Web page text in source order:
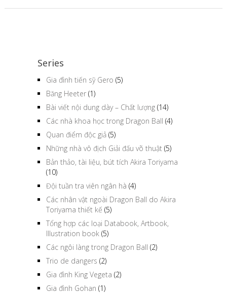
Series
Gia đình tiến sỹ Gero (5)
Băng Heeter (1)
Bài viết nội dung dày – Chất lượng (14)
Các nhà khoa học trong Dragon Ball (4)
Quan điểm độc giả (5)
Những nhà vô địch Giải đấu võ thuật (5)
Bản thảo, tài liệu, bút tích Akira Toriyama
(10)
Đội tuần tra viên ngân hà (4)
Các nhân vật ngoài Dragon Ball do Akira
Toriyama thiết kế (5)
Tổng hợp các loại Databook, Artbook,
Illustration book (5)
Các ngôi làng trong Dragon Ball (2)
Trio de dangers (2)
Gia đình King Vegeta (2)
Gia đình Gohan (1)